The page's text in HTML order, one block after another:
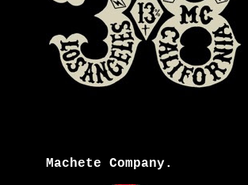
Machete Company.